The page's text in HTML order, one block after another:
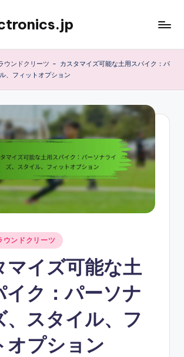
ウンドクリーツ - カスタマイズ可能な土用スパイク：パ
、フィットオプション
ウンドクリーツ
マイズ可能な土
イク：パーソナ
、スタイル、フ
オプション